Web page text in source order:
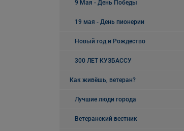
9 Мая - День Победы
19 мая - День пионерии
Новый год и Рождество
300 ЛЕТ КУЗБАССУ
Как живёшь, ветеран?
Лучшие люди города
Ветеранский вестник